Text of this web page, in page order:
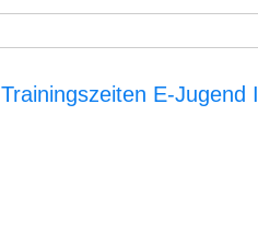
Trainingszeiten E-Jugend I